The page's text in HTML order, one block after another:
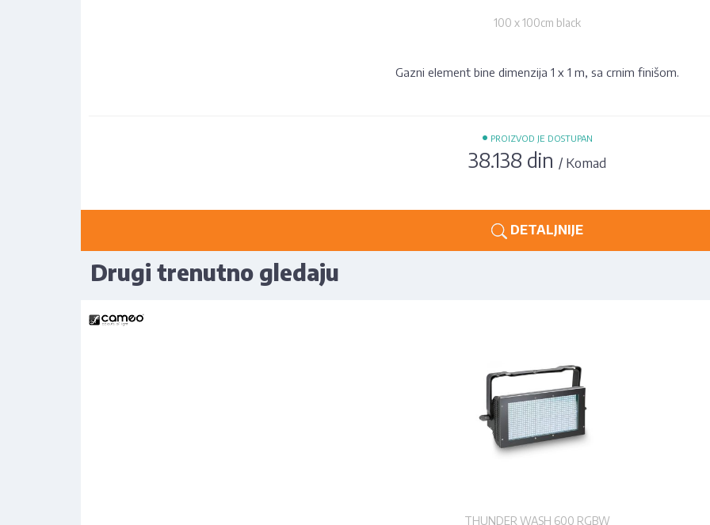
100 x 100cm black
Gazni element bine dimenzija 1 x 1 m, sa crnim finišom.
• PROIZVOD JE DOSTUPAN
38.138 din / Komad
DETALJNIJE
Drugi trenutno gledaju
THUNDER WASH 600 RGBW